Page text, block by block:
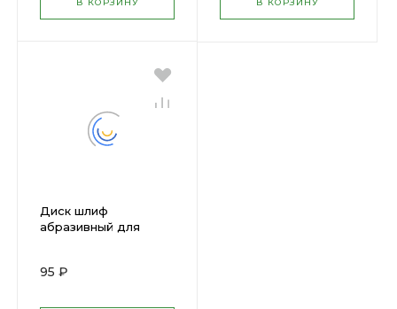
Диск шлиф
абразивный для
0024(54692)
95 ₽